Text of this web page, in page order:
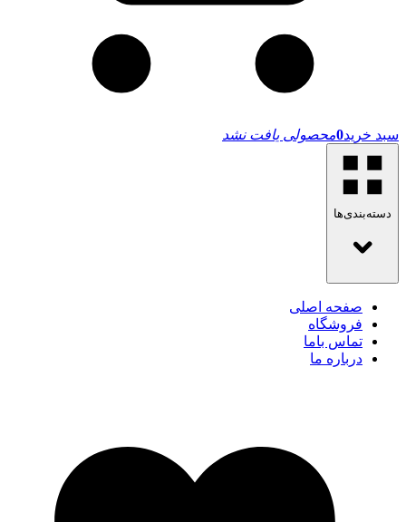
سبد خرید0محصولی یافت نشد
دسته‌بندی‌ها
صفحه اصلی
فروشگاه
تماس باما
درباره ما